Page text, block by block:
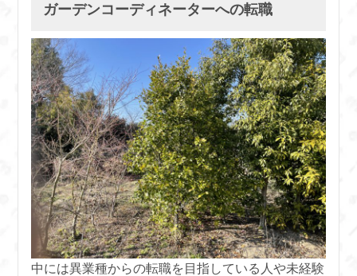
ガーデンコーディネーターへの転職
中には異業種からの転職を目指している人や未経験